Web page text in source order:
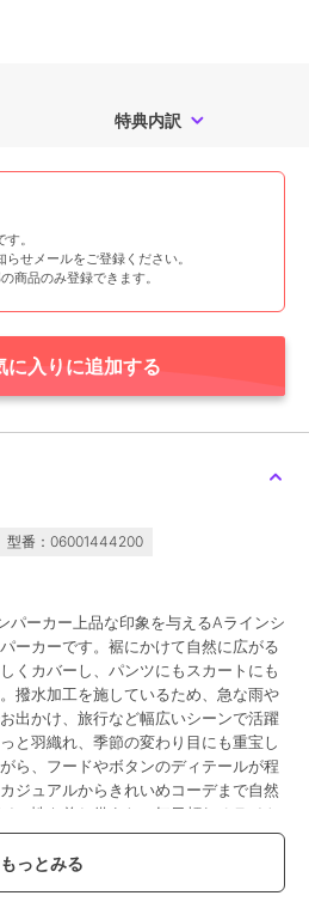
特典内訳
す。
せメールをご登録ください。
商品のみ登録できます。
に入りに追加する
型番：06001444200
パーカー上品な印象を与えるAラインシ
ーカーです。裾にかけて自然に広がる
くカバーし、パンツにもスカートにも
撥水加工を施しているため、急な雨や
出かけ、旅行など幅広いシーンで活躍
と羽織れ、季節の変わり目にも重宝し
ら、フードやボタンのディテールが程
ジュアルからきれいめコーデまで自然
ン性を兼ね備えた、毎日頼れるライト